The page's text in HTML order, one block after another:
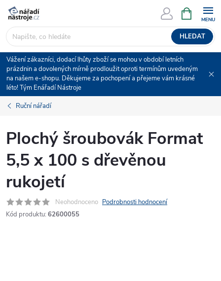
Přejít
obsah
HLEDAT
NÁKUPNÍ
KOŠÍK
Vážení zákazníci, dodací lhůty zboží se mohou v období letních
prázdnin a dovolených mírně prodloužit oproti termínům uvedeným
na našem e-shopu. Děkujeme za pochopení a přejeme vám krásné
léto! Tým Enářadí Nástroje
Ruční nářadí
Plochý šroubovák Format
5,5 x 100 s dřevěnou
rukojetí
Neohodnoceno Podrobnosti hodnocení
Kód produktu: 62600055